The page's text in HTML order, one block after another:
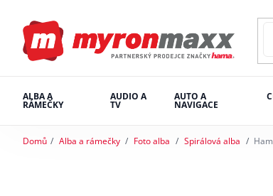
ALBA A
RÁMEČKY
AUDIO A
TV
AUTO A
NAVIGACE
Domů Alba a rámečky Foto alba Spirálová alba